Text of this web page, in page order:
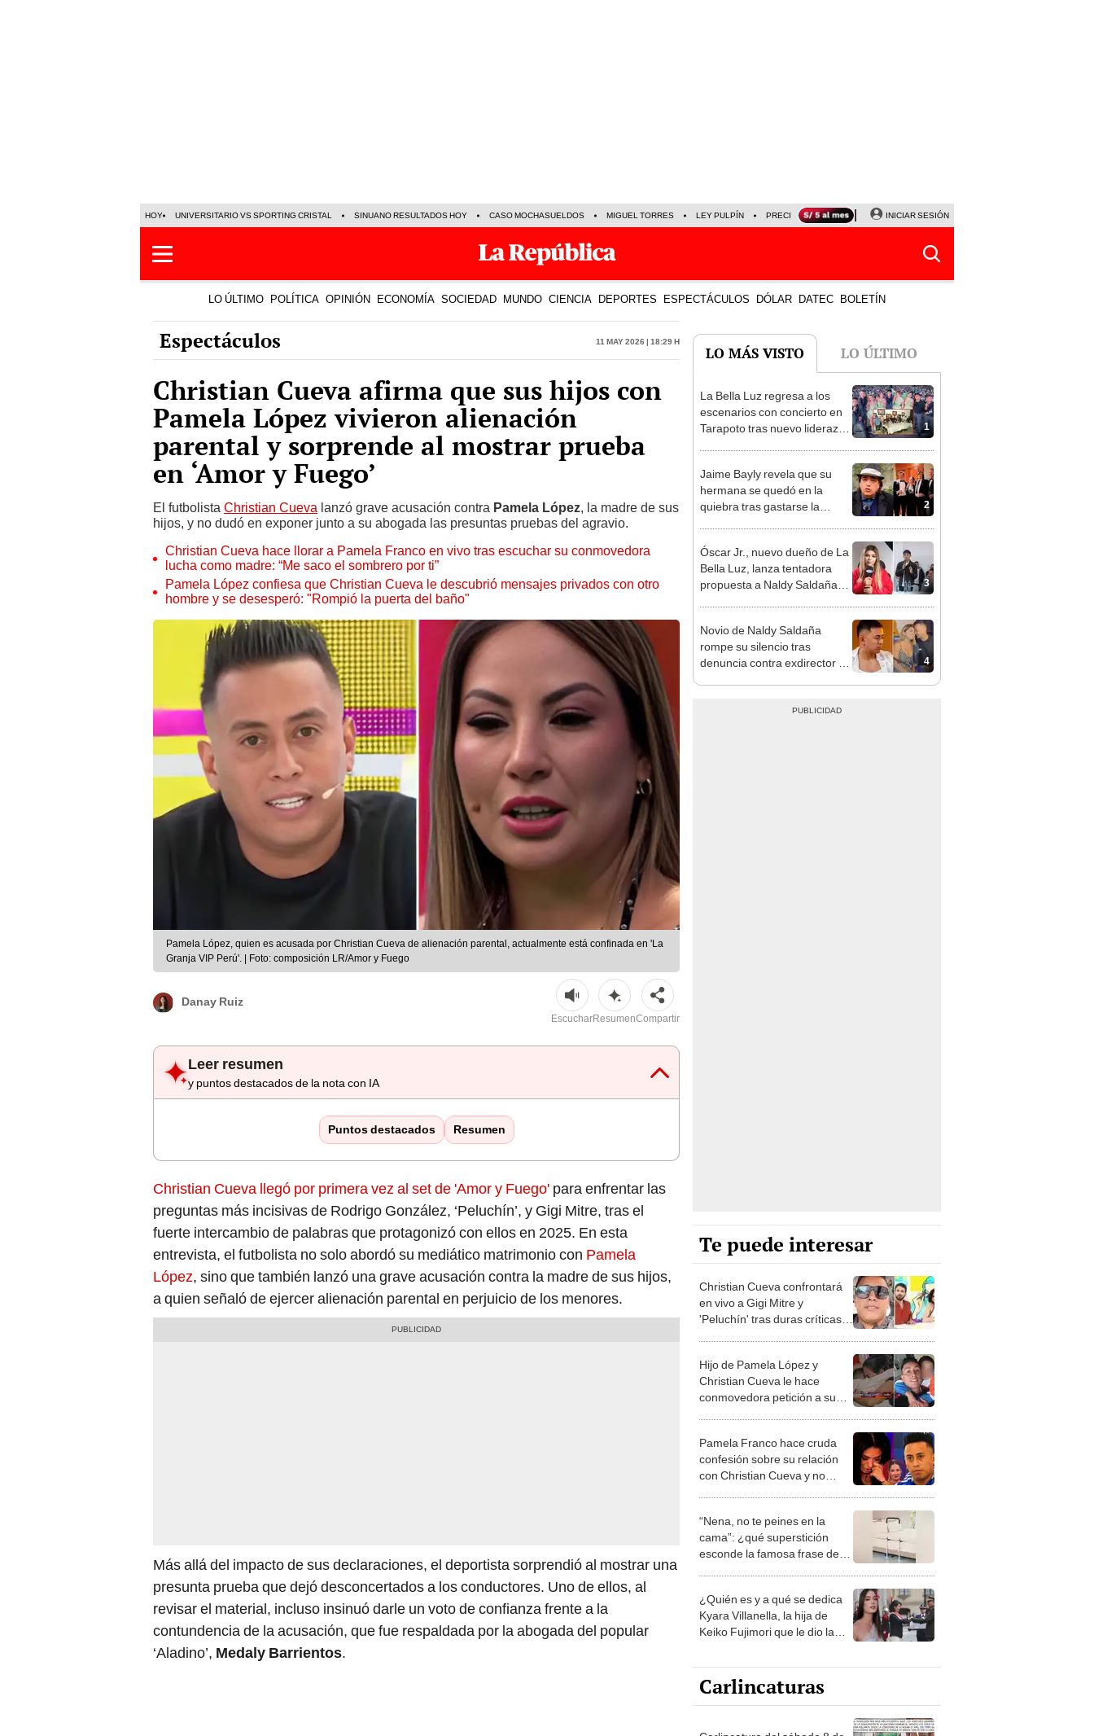
HOY UNIVERSITARIO VS SPORTING CRISTAL SINUANO RESULTADOS HOY CASO MOCHASUELDOS MIGUEL TORRES LEY PULPÍN PRECIO DEL DÓLAR CORTE DE LUZ VIERNES 7 DE AGOSTO
INICIAR SESIÓN
LO ÚLTIMO POLÍTICA OPINIÓN ECONOMÍA SOCIEDAD MUNDO CIENCIA DEPORTES ESPECTÁCULOS DÓLAR DATEC BOLETÍN
Espectáculos 11 May 2026 | 18:29 h
Christian Cueva afirma que sus hijos con
Pamela López vivieron alienación
parental y sorprende al mostrar prueba
en ‘Amor y Fuego’
El futbolista Christian Cueva lanzó grave acusación contra Pamela López, la madre de sus
hijos, y no dudó en exponer junto a su abogada las presuntas pruebas del agravio.
Christian Cueva hace llorar a Pamela Franco en vivo tras escuchar su conmovedora
lucha como madre: “Me saco el sombrero por ti”
Pamela López confiesa que Christian Cueva le descubrió mensajes privados con otro
hombre y se desesperó: "Rompió la puerta del baño"
Pamela López, quien es acusada por Christian Cueva de alienación parental, actualmente está confinada en 'La
Granja VIP Perú'. | Foto: composición LR/Amor y Fuego
Danay Ruiz
EscucharResumenCompartir
Leer resumen
y puntos destacados de la nota con IA
Puntos destacados Resumen
Christian Cueva llegó por primera vez al set de 'Amor y Fuego' para enfrentar las
preguntas más incisivas de Rodrigo González, ‘Peluchín’, y Gigi Mitre, tras el
fuerte intercambio de palabras que protagonizó con ellos en 2025. En esta
entrevista, el futbolista no solo abordó su mediático matrimonio con Pamela
López, sino que también lanzó una grave acusación contra la madre de sus hijos,
a quien señaló de ejercer alienación parental en perjuicio de los menores.
Más allá del impacto de sus declaraciones, el deportista sorprendió al mostrar una
presunta prueba que dejó desconcertados a los conductores. Uno de ellos, al
revisar el material, incluso insinuó darle un voto de confianza frente a la
contundencia de la acusación, que fue respaldada por la abogada del popular
‘Aladino’, Medaly Barrientos.
LO MÁS VISTO LO ÚLTIMO
1
La Bella Luz regresa a los
escenarios con concierto en
Tarapoto tras nuevo liderazgo
2
Jaime Bayly revela que su
hermana se quedó en la
quiebra tras gastarse la
3
Óscar Jr., nuevo dueño de La
Bella Luz, lanza tentadora
propuesta a Naldy Saldaña
tipo de ley”
4
Novio de Naldy Saldaña
rompe su silencio tras
denuncia contra exdirector de
Te puede interesar
Christian Cueva confrontará
en vivo a Gigi Mitre y
'Peluchín' tras duras críticas
Hijo de Pamela López y
Christian Cueva le hace
conmovedora petición a su
Pamela Franco hace cruda
confesión sobre su relación
con Christian Cueva y no
“Nena, no te peines en la
cama”: ¿qué superstición
esconde la famosa frase de
¿Quién es y a qué se dedica
Kyara Villanella, la hija de
Keiko Fujimori que le dio la
Carlincaturas